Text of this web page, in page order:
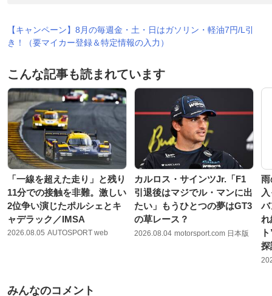
【キャンペーン】8月の毎週金・土・日はガソリン・軽油7円/L引
き！（要マイカー登録＆特定情報の入力）
こんな記事も読まれています
「一線を超えた走り」と残り
11分での接触を非難。激しい
2位争い演じたポルシェとキ
ャデラック／IMSA
2026.08.05 AUTOSPORT web
カルロス・サインツJr.「F1
引退後はマジでル・マンに出
たい」もうひとつの夢はGT3
の草レース？
2026.08.04 motorsport.com 日本版
雨
バ
れ
探
みんなのコメント